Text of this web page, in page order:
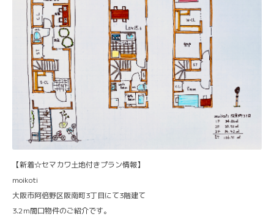
【新着☆セマカワ土地付きプラン情報】
moikoti
大阪市阿倍野区阪南町3丁目にて3階建て
3.2ｍ間口物件のご紹介です。